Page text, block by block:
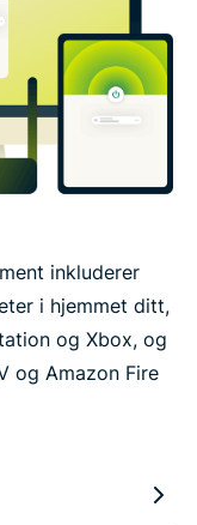
inkluderer
i hjemmet ditt,
og Xbox, og
og Amazon Fire